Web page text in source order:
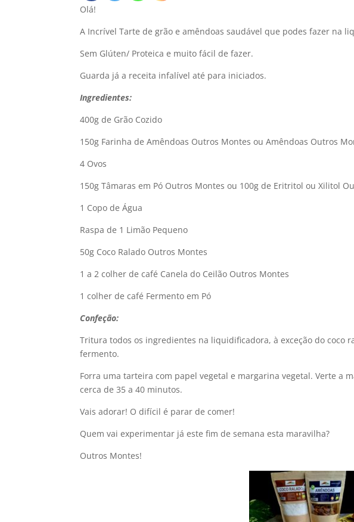
Olá!
A Incrível Tarte de grão e amêndoas saudável que podes fazer na
Sem Glúten/ Proteica e muito fácil de fazer.
Guarda já a receita infalível até para iniciados.
Ingredientes:
400g de Grão Cozido
150g Farinha de Amêndoas Outros Montes ou Amêndoas Outros
4 Ovos
150g Tâmaras em Pó Outros Montes ou 100g de Eritritol ou Xilitol
1 Copo de Água
Raspa de 1 Limão Pequeno
50g Coco Ralado Outros Montes
1 a 2 colher de café Canela do Ceilão Outros Montes
1 colher de café Fermento em Pó
Confeção:
Tritura todos os ingredientes na liquidificadora, à exceção do coco
fermento.
Forra uma tarteira com papel vegetal e margarina vegetal. Verte a
cerca de 35 a 40 minutos.
Vais adorar! O difícil é parar de comer!
Quem vai experimentar já este fim de semana esta maravilha?
Outros Montes!